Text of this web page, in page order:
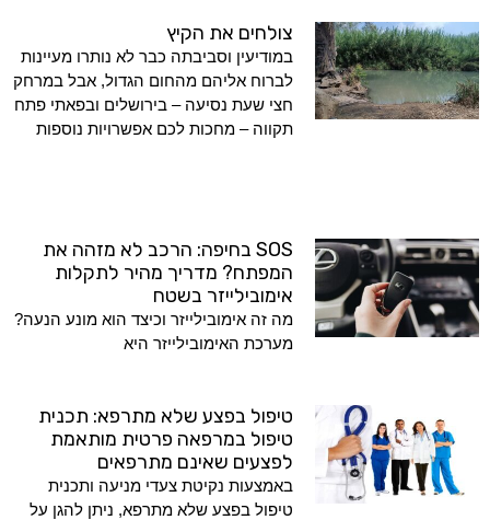
צולחים את הקיץ
במודיעין וסביבתה כבר לא נותרו מעיינות
לברוח אליהם מהחום הגדול, אבל במרחק
חצי שעת נסיעה – בירושלים ובפאתי פתח
תקווה – מחכות לכם אפשרויות נוספות
SOS בחיפה: הרכב לא מזהה את
המפתח? מדריך מהיר לתקלות
אימובילייזר בשטח
מה זה אימובילייזר וכיצד הוא מונע הנעה?
מערכת האימובילייזר היא
טיפול בפצע שלא מתרפא: תכנית
טיפול במרפאה פרטית מותאמת
לפצעים שאינם מתרפאים
באמצעות נקיטת צעדי מניעה ותכנית
טיפול בפצע שלא מתרפא, ניתן להגן על